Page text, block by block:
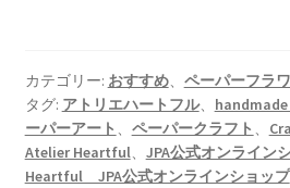
カテゴリー: おすすめ、 ペーパーフラ
タグ: アトリエハートフル、
ーパーアート 、 ペーパークラフト 、
Atelier Heartful、 JPA公式オンライン
Heartful JPA公式オンラインショップ